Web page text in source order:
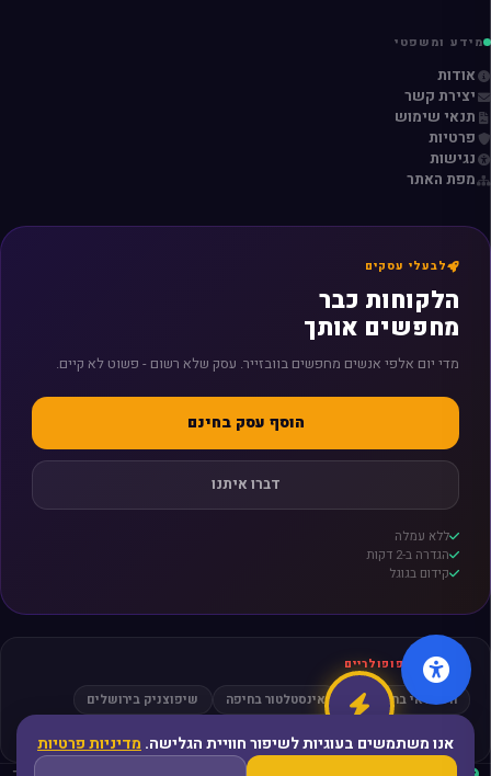
מידע ומשפטי
אודות
יצירת קשר
תנאי שימוש
פרטיות
נגישות
מפת האתר
לבעלי עסקים
הלקוחות כבר
מחפשים אותך
מדי יום אלפי אנשים מחפשים בוובזייר. עסק שלא רשום - פשוט לא קיים.
הוסף עסק בחינם
דברו איתנו
ללא עמלה
הגדרה ב-2 דקות
קידום בגוגל
חיפושים פופולריים
חשמלאי בתל אביב אינסטלטור בחיפה
שיפוצניק בירושלים
אנו משתמשים בעוגיות לשיפור חוויית הגלישה. מדיניות פרטיות